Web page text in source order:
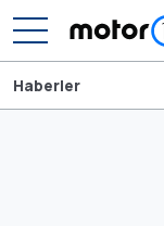
Haberler